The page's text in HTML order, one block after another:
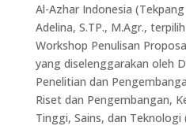
Al-Azhar Indonesia
Adelina, S.TP., M.Agr.,
Workshop Penulisan
yang diselenggarakan oleh
Penelitian dan
Riset dan Pengembangan,
Tinggi, Sains, dan